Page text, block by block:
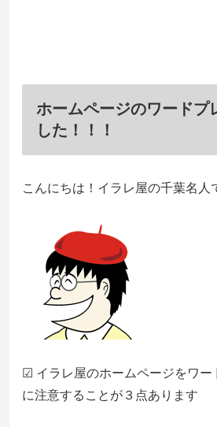
ホームページのワードプ
した！！！
こんにちは！イラレ屋の千葉名人
☑ イラレ屋のホームページをワー
に注意することが３点あります